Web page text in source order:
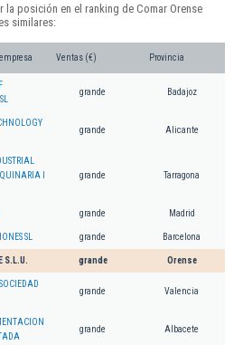
posición en el ranking de Comar Orense
similares:
Ventas (€) Provincia
grande Badajoz
grande Alicante
I
grande Tarragona
grande Madrid
SL grande Barcelona
S.L.U. grande Orense
grande Valencia
grande Albacete